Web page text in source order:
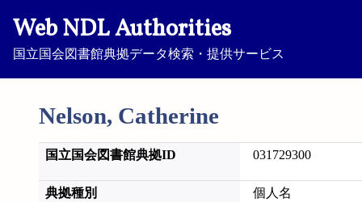
Web NDL Authorities
国立国会図書館典拠データ検索・提供サービス
Nelson, Catherine
国立国会図書館典拠ID 031729300
典拠種別 個人名